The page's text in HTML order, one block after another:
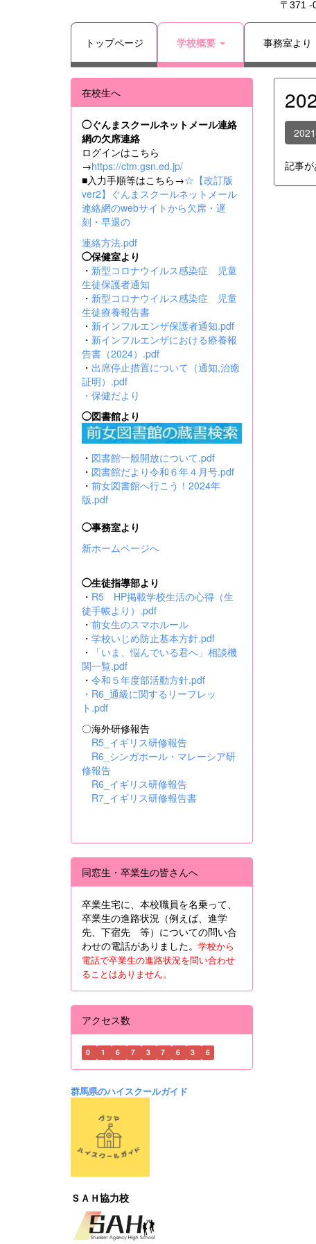
〒371
トップページ 学校概要 事務室より
記事が
在校生へ
◯ぐんまスクールネットメール連絡
網の欠席連絡
ログインはこちら
→https://ctm.gsn.ed.jp/
■入力手順等はこちら→☆【改訂版
ver2】ぐんまスクールネットメール
連絡網のwebサイトから欠席・遅
刻・早退の
連絡方法.pdf
◯保健室より
・ 新型コロナウイルス感染症 児童
生徒保護者通知
・ 新型コロナウイルス感染症 児童
生徒療養報告書
・ 新インフルエンザ保護者通知.pdf
・ 新インフルエンザにおける療養報
告書（2024）.pdf
・ 出席停止措置について（通知,治癒
証明）.pdf
・ 保健だより
◯図書館より
・ 図書館一般開放について.pdf
・ 図書館だより令和６年４月号.pdf
・ 前女図書館へ行こう！2024年
版.pdf
◯事務室より
新ホームページへ
◯生徒指導部より
・ R5 HP掲載学校生活の心得（生
徒手帳より）.pdf
・ 前女生のスマホルール
・ 学校いじめ防止基本方針.pdf
・
「いま、悩んでいる君へ」相談機
関一覧.pdf
・ 令和５年度部活動方針.pdf
・ R6_通級に関するリーフレッ
ト.pdf
〇海外研修報告
R5_イギリス研修報告
R6_シンガポール・マレーシア研
修報告
R6_イギリス研修報告
R7_イギリス研修報告書
同窓生・卒業生の皆さんへ
卒業生宅に、本校職員を名乗って、
卒業生の進路状況（例えば、進学
先、下宿先 等）についての問い合
わせの電話がありました。 学校から
電話で卒業生の進路状況を問い合わせ
ることはありません。
アクセス数
0 1 6 7 3 7 6 3 6
群馬県のハイスクールガイド
ＳＡＨ協力校